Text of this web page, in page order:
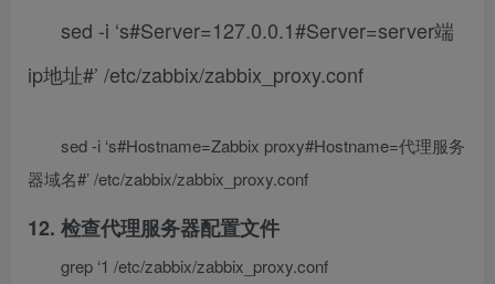
sed -i ‘s#Server=127.0.0.1#Server=server端
ip地址#’ /etc/zabbix/zabbix_proxy.conf
sed -i ‘s#Hostname=Zabbix proxy#Hostname=代理服务
器域名#’ /etc/zabbix/zabbix_proxy.conf
12. 检查代理服务器配置文件
grep ‘1 /etc/zabbix/zabbix_proxy.conf